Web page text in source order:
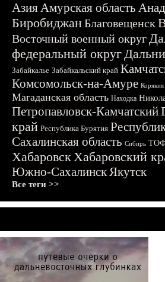
АзияАмурская область
БиробиджанБлаговещенск
Восточный военный округ
федеральный округ
Забайкалье Забайкальский край
Комсомольск-на-Амуре Корякия
Магаданская область Находка
Петропавловск-Камчатский
край Республика Бурятия
Сахалинская область Сибирь
ХабаровскХабаровский
Южно-СахалинскЯкутск
Все теги >>